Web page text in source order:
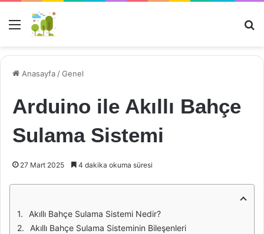
Menü
Anasayfa /Genel
Arduino ile Akıllı Bahçe
Sulama Sistemi
27 Mart 2025 4 dakika okuma süresi
Akıllı Bahçe Sulama Sistemi Nedir?
Akıllı Bahçe Sulama Sisteminin Bileşenleri